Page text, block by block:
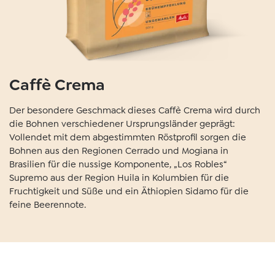
Caffè Crema
Der besondere Geschmack dieses Caffè Crema wird durch
die Bohnen verschiedener Ursprungsländer geprägt:
Vollendet mit dem abgestimmten Röstprofil sorgen die
Bohnen aus den Regionen Cerrado und Mogiana in
Brasilien für die nussige Komponente, „Los Robles“
Supremo aus der Region Huila in Kolumbien für die
Fruchtigkeit und Süße und ein Äthiopien Sidamo für die
feine Beerennote.